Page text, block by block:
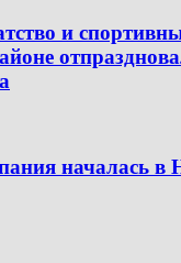
и
началась в